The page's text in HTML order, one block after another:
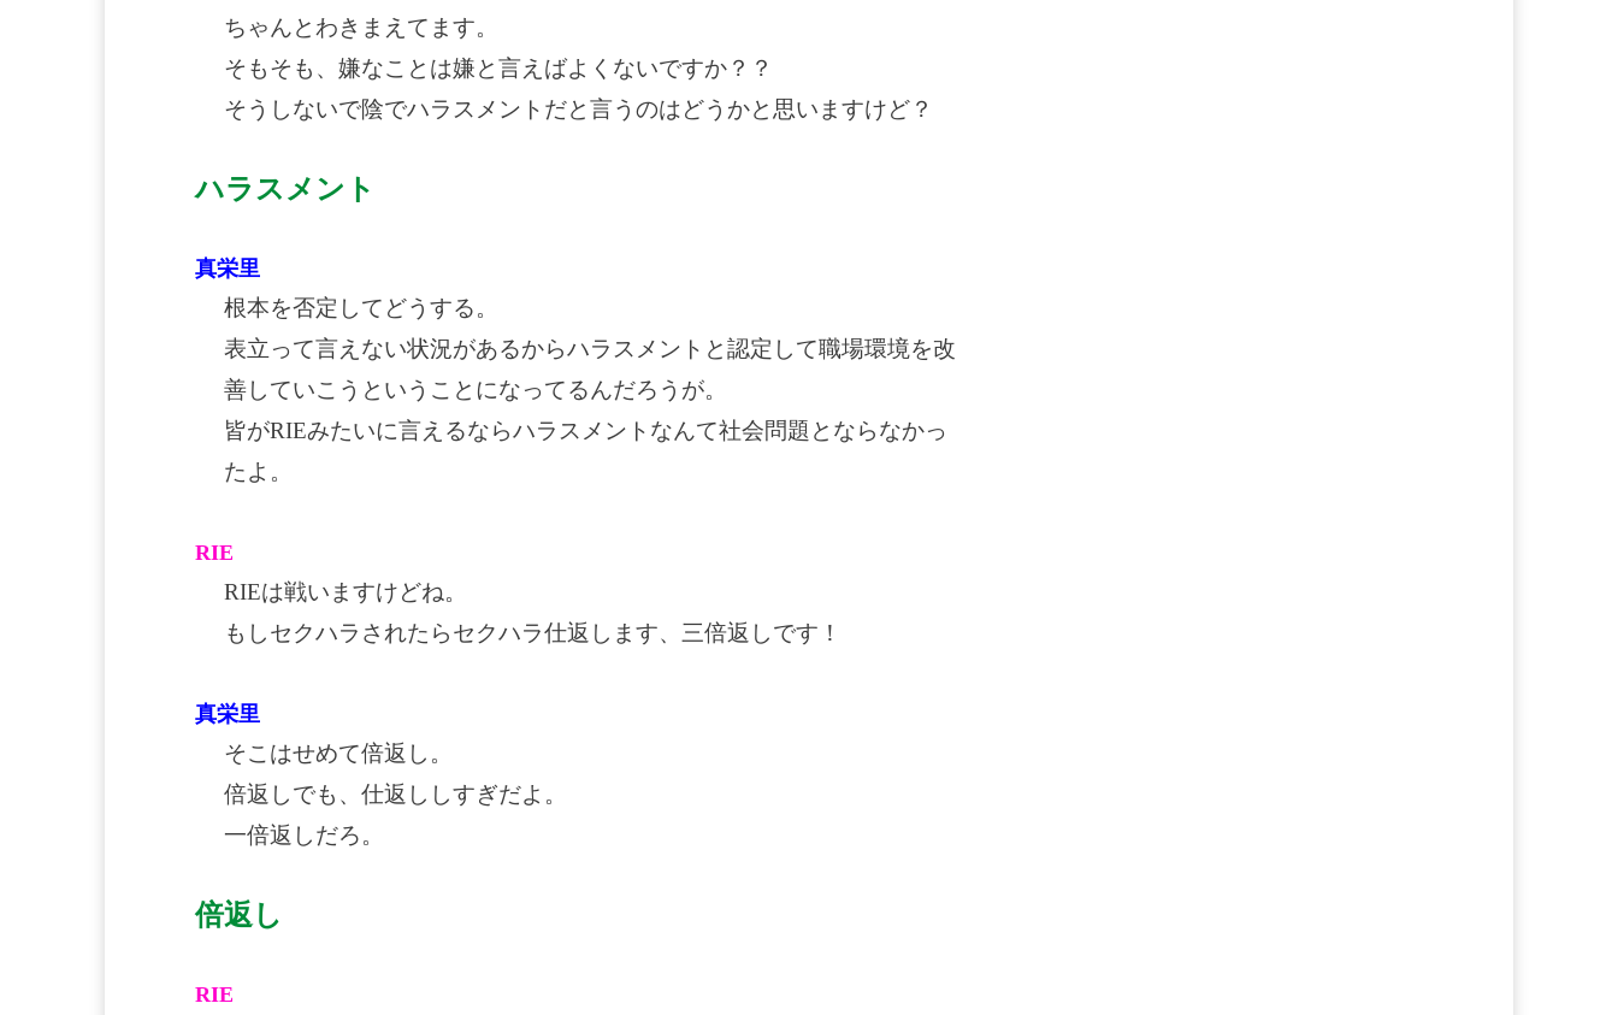
ちゃんとわきまえてます。
そもそも、嫌なことは嫌と言えばよくないですか？？
そうしないで陰でハラスメントだと言うのはどうかと思いますけど？
ハラスメント
真栄里
根本を否定してどうする。
表立って言えない状況があるからハラスメントと認定して職場環境を改
善していこうということになってるんだろうが。
皆がRIEみたいに言えるならハラスメントなんて社会問題とならなかっ
たよ。
RIE
RIEは戦いますけどね。
もしセクハラされたらセクハラ仕返します、三倍返しです！
真栄里
そこはせめて倍返し。
倍返しでも、仕返ししすぎだよ。
一倍返しだろ。
倍返し
RIE